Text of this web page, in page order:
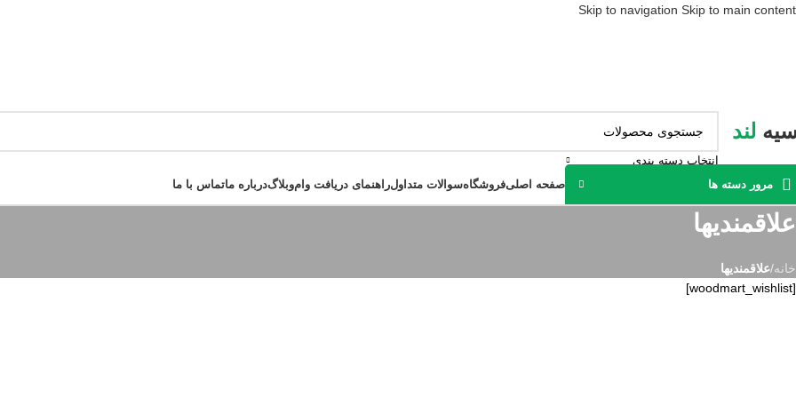
Skip to navigation Skip to main content
لند
انتخاب دسته بندی
مرور دسته ها صفحه اصلیفروشگاهسوالات متداولراهنمای دریافت واموبلاگدرباره ماتماس با ما
علاقمندیها
خانه/علاقمندیها
[woodmart_wishlist]